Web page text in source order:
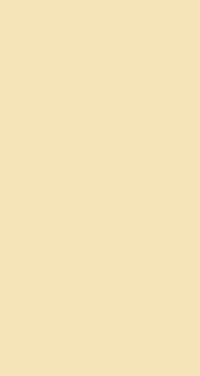
PET-flessen